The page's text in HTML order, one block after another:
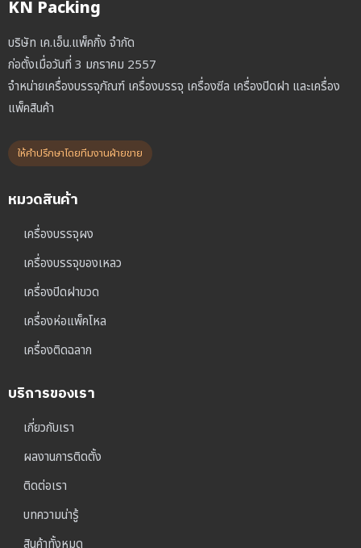
KN Packing
บริษัท เค.เอ็น.แพ็คกิ้ง จำกัด
ก่อตั้งเมื่อวันที่ 3 มกราคม 2557
จำหน่ายเครื่องบรรจุภัณฑ์ เครื่องบรรจุ เครื่องซีล เครื่องปิดฝา และเครื่อง
แพ็คสินค้า
ให้คำปรึกษาโดยทีมงานฝ่ายขาย
หมวดสินค้า
เครื่องบรรจุผง
เครื่องบรรจุของเหลว
เครื่องปิดฝาขวด
เครื่องห่อแพ็คโหล
เครื่องติดฉลาก
บริการของเรา
เกี่ยวกับเรา
ผลงานการติดตั้ง
ติดต่อเรา
บทความน่ารู้